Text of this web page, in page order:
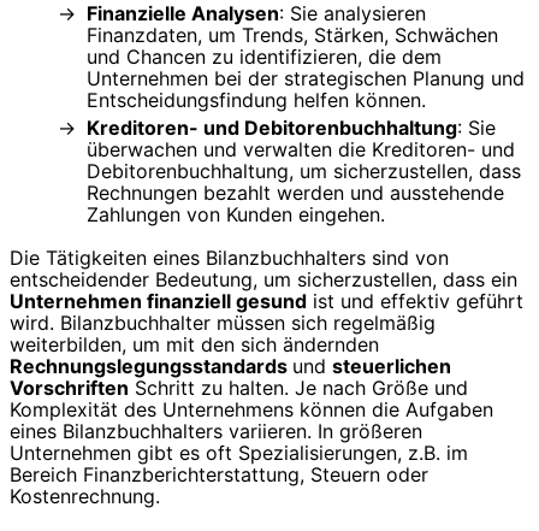
Finanzielle Analysen: Sie analysieren
Finanzdaten, um Trends, Stärken, Schwächen
und Chancen zu identifizieren, die dem
Unternehmen bei der strategischen Planung und
Entscheidungsfindung helfen können.
Kreditoren- und Debitorenbuchhaltung: Sie
überwachen und verwalten die Kreditoren- und
Debitorenbuchhaltung, um sicherzustellen, dass
Rechnungen bezahlt werden und ausstehende
Zahlungen von Kunden eingehen.
Die Tätigkeiten eines Bilanzbuchhalters sind von
entscheidender Bedeutung, um sicherzustellen, dass ein
Unternehmen finanziell gesund ist und effektiv geführt
wird. Bilanzbuchhalter müssen sich regelmäßig
weiterbilden, um mit den sich ändernden
Rechnungslegungsstandards und steuerlichen
Vorschriften Schritt zu halten. Je nach Größe und
Komplexität des Unternehmens können die Aufgaben
eines Bilanzbuchhalters variieren. In größeren
Unternehmen gibt es oft Spezialisierungen, z.B. im
Bereich Finanzberichterstattung, Steuern oder
Kostenrechnung.